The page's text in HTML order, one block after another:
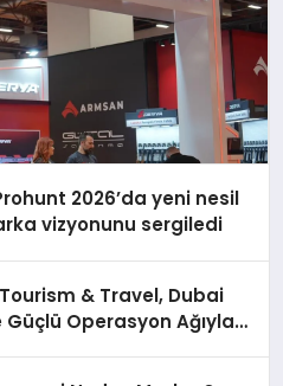
2026’da yeni nesil
vizyonunu sergiledi
& Travel, Dubai
Operasyon Ağıyla